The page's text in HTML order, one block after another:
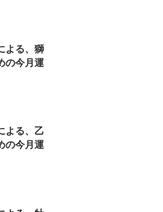
よる、獅
の今月運
よる、乙
の今月運